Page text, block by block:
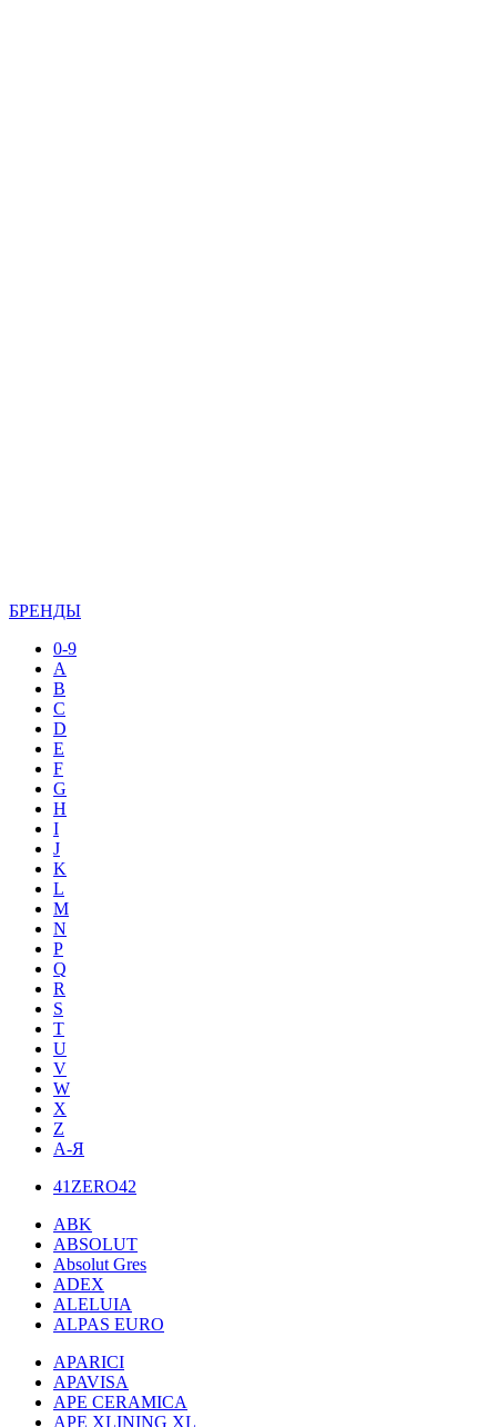
БРЕНДЫ
0-9
A
B
C
D
E
F
G
H
I
J
K
L
M
N
P
Q
R
S
T
U
V
W
X
Z
А-Я
41ZERO42
ABK
ABSOLUT
Absolut Gres
ADEX
ALELUIA
ALPAS EURO
APARICI
APAVISA
APE CERAMICA
APE XLINING XL